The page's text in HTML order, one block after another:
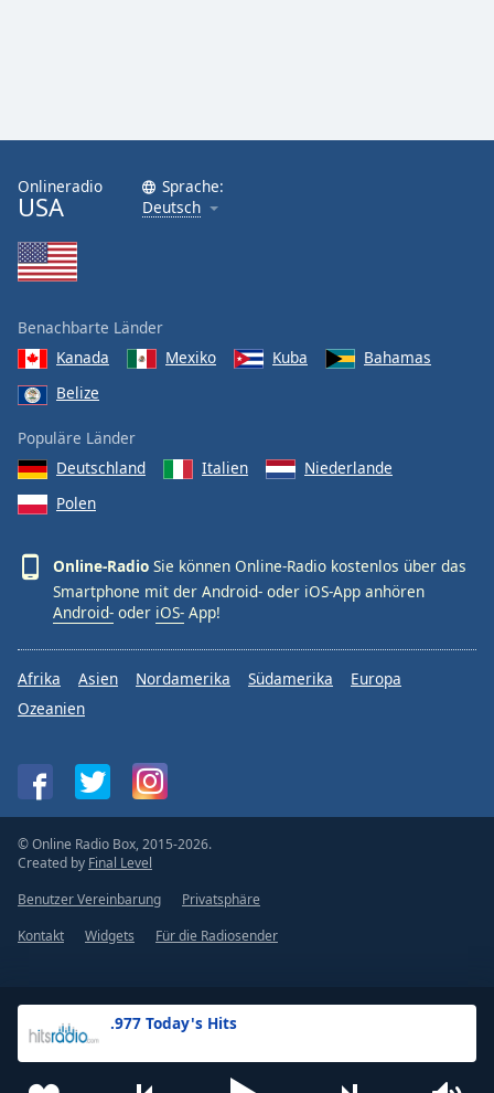
.977 Today's Hits
Onlineradio
USA
Sprache:
Deutsch
Benachbarte Länder
Kanada
Mexiko Kuba
Bahamas
Belize
Populäre Länder
Deutschland
Italien
Niederlande
Polen
Online-Radio Sie können Online-Radio kostenlos über das
Smartphone mit der Android- oder iOS-App anhören
Android- oder iOS- App!
Afrika Asien Nordamerika Südamerika
Europa
Ozeanien
© Online Radio Box, 2015-2026.
Created by Final Level
Benutzer Vereinbarung
Privatsphäre
Kontakt
Widgets Für die Radiosender